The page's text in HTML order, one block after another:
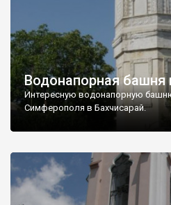
Водонапорная башня
Интересную водонапорную
Симферополя в Бахчисарай.